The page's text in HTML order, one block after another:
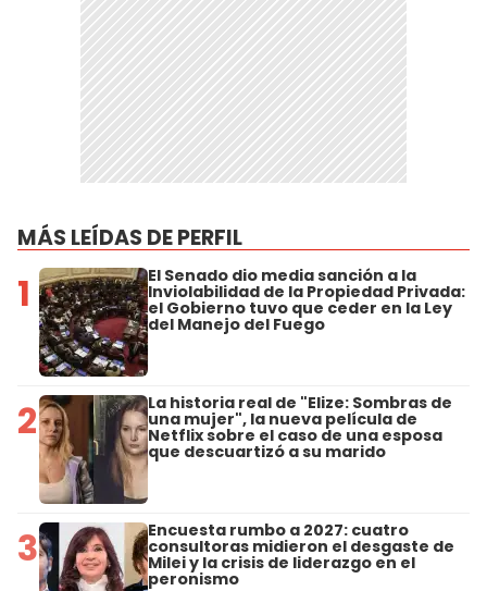
MÁS LEÍDAS DE PERFIL
1 El Senado dio media sanción a la
Inviolabilidad de la Propiedad Privada:
el Gobierno tuvo que ceder en la Ley
del Manejo del Fuego
2 La historia real de "Elize: Sombras de
una mujer", la nueva película de
Netflix sobre el caso de una esposa
que descuartizó a su marido
3 Encuesta rumbo a 2027: cuatro
consultoras midieron el desgaste de
Milei y la crisis de liderazgo en el
peronismo